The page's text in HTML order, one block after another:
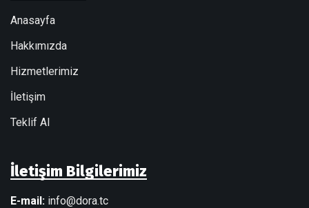
Anasayfa
Hakkımızda
Hizmetlerimiz
İletişim
Teklif Al
İletişim Bilgilerimiz
E-mail: info@dora.tc